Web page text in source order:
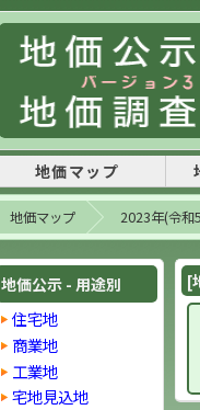
地価マップ
地価マップ 2023年(令和
地価公示 - 用途別
住宅地
商業地
工業地
宅地見込地
[